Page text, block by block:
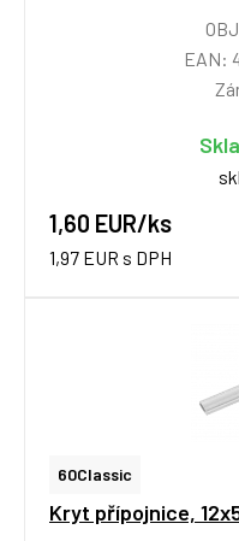
EAN:
1,60 EUR/ks
1,97 EUR s DPH
60Classic
Kryt přípojnice,